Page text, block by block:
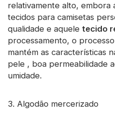
relativamente alto, embora
tecidos para camisetas
qualidade e aquele tecido
processamento, o
mantém as características
pele , boa permeabilidade
umidade.
3. Algodão mercerizado